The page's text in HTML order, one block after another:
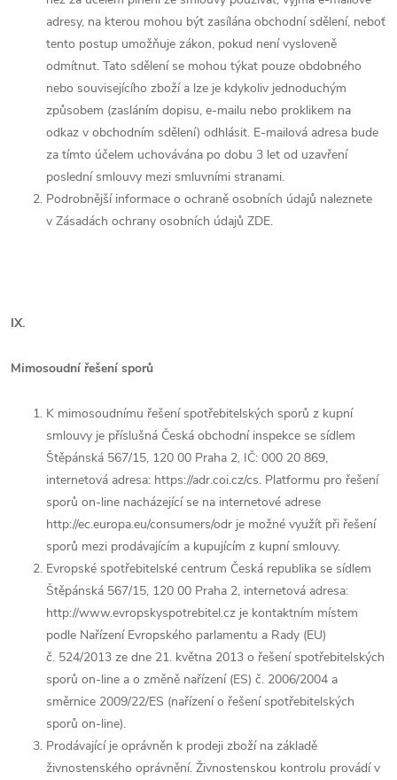
adresy, na kterou mohou být zasílána obchodní sdělení, neboť
tento postup umožňuje zákon, pokud není vysloveně
odmítnut. Tato sdělení se mohou týkat pouze obdobného
nebo souvisejícího zboží a lze je kdykoliv jednoduchým
způsobem (zasláním dopisu, e-mailu nebo proklikem na
odkaz v obchodním sdělení) odhlásit. E-mailová adresa bude
za tímto účelem uchovávána po dobu 3 let od uzavření
poslední smlouvy mezi smluvními stranami.
Podrobnější informace o ochraně osobních údajů naleznete
v Zásadách ochrany osobních údajů ZDE.
IX.
Mimosoudní řešení sporů
K mimosoudnímu řešení spotřebitelských sporů z kupní
smlouvy je příslušná Česká obchodní inspekce se sídlem
Štěpánská 567/15, 120 00 Praha 2, IČ: 000 20 869,
internetová adresa: https://adr.coi.cz/cs. Platformu pro řešení
sporů on-line nacházející se na internetové adrese
http://ec.europa.eu/consumers/odr je možné využít při řešení
sporů mezi prodávajícím a kupujícím z kupní smlouvy.
Evropské spotřebitelské centrum Česká republika se sídlem
Štěpánská 567/15, 120 00 Praha 2, internetová adresa:
http://www.evropskyspotrebitel.cz je kontaktním místem
podle Nařízení Evropského parlamentu a Rady (EU)
č. 524/2013 ze dne 21. května 2013 o řešení spotřebitelských
sporů on-line a o změně nařízení (ES) č. 2006/2004 a
směrnice 2009/22/ES (nařízení o řešení spotřebitelských
sporů on-line).
Prodávající je oprávněn k prodeji zboží na základě
živnostenského oprávnění. Živnostenskou kontrolu provádí v